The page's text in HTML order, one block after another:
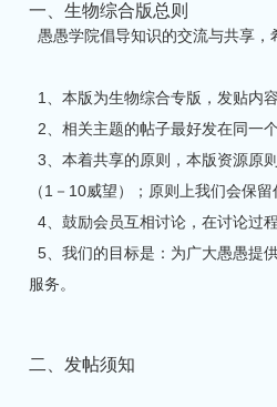
一、生物综合版总则
愚愚学院倡导知识的交流与共享
1、本版为生物综合专版，发贴内
2、相关主题的帖子最好发在同一
3、本着共享的原则，本版资源原
（1－10威望）；原则上我们会保
4、鼓励会员互相讨论，在讨论过
5、我们的目标是：为广大愚愚提
服务。
二、发帖须知